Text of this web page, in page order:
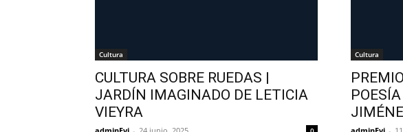
Cultura
CULTURA SOBRE RUEDAS |
JARDÍN IMAGINADO DE LETICIA
VIEYRA
Cultura